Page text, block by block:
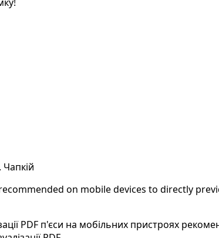
on mobile devices to directly
PDF п'єси на мобільних пристроях